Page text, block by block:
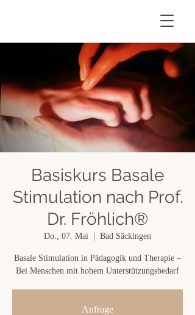
Basiskurs Basale
Stimulation nach Prof.
Dr. Fröhlich®
Do., 07. Mai Bad Säckingen
Basale Stimulation in Pädagogik und Therapie –
Anfrage